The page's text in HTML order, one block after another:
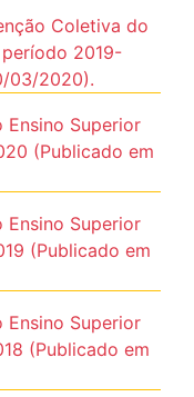
Coletiva do
2019-
03/2020).
Superior
(Publicado em
Superior
(Publicado em
Superior
(Publicado em